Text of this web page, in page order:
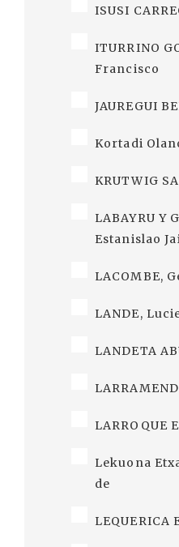
ISUSI
ITURRINO
Francisco
JAUREGUI
Kortadi
KRUTWIG
LABAYRU Y
Estanislao
LACOMBE,
LANDE,
LANDETA
LARROQUE
Lekuona
de
LEQUERICA